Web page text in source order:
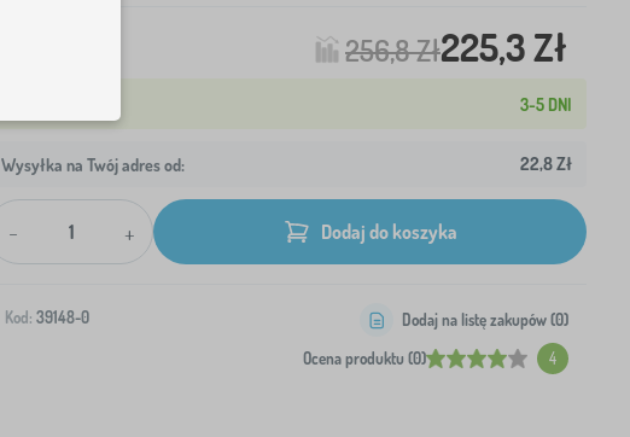
256,8 Zł225,3 Zł
3-5 DNI
Wysyłka na Twój adres od: 22,8 Zł
- + Dodaj do koszyka
Kod: 39148-0
Ocena produktu (0) 4
Dodaj na listę zakupów (0)